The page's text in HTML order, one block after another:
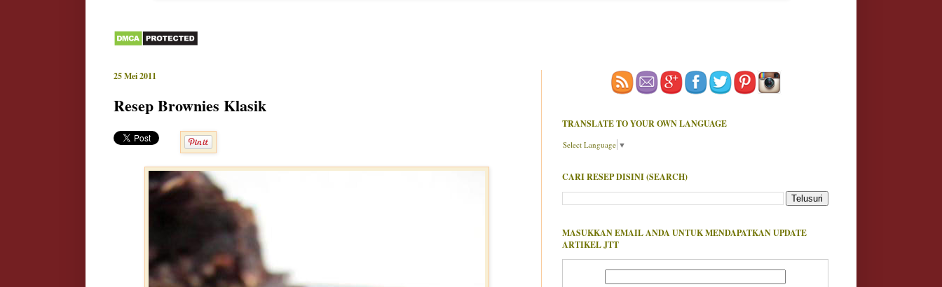
25 Mei 2011
Resep Brownies Klasik
TRANSLATE TO YOUR OWN LANGUAGE
Select Language ▼
CARI RESEP DISINI (SEARCH)
MASUKKAN EMAIL ANDA UNTUK MENDAPATKAN UPDATE
ARTIKEL JTT